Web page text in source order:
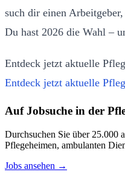
such dir einen
Du hast 2026 die Wahl –
Entdeck jetzt aktuelle
Entdeck jetzt aktuelle
Auf Jobsuche in der
Durchsuchen Sie über 25.000
Pflegeheimen, ambulanten
Jobs ansehen →